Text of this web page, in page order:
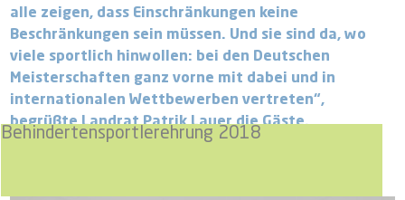
Behindertensportlerehrung 2018
alle zeigen, dass Einschränkungen keine
Beschränkungen sein müssen. Und sie sind da, wo
viele sportlich hinwollen: bei den Deutschen
Meisterschaften ganz vorne mit dabei und in
internationalen Wettbewerben vertreten“,
begrüßte Landrat Patrik Lauer die Gäste.